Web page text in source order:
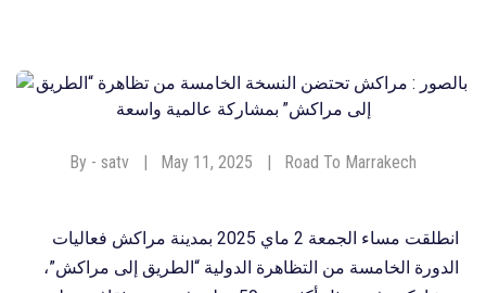
By - satv May 11, 2025 Road To Marrakech
انطلقت مساء الجمعة 2 ماي 2025 بمدينة مراكش فعاليات
الدورة الخامسة من التظاهرة الدولية “الطريق إلى مراكش”،